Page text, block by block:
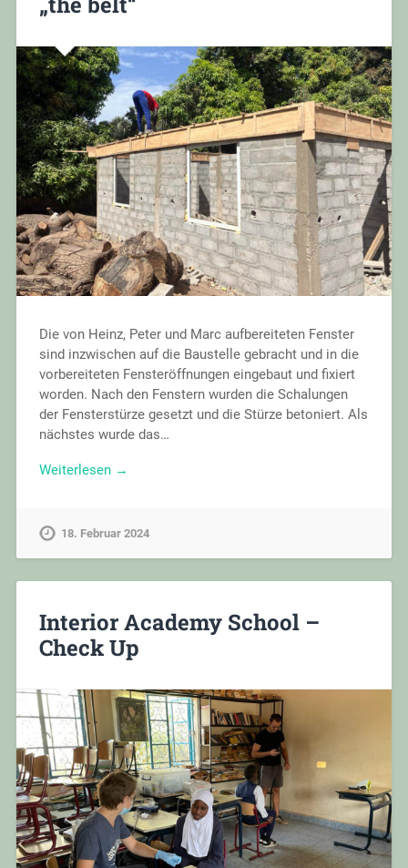
Die von Heinz, Peter und Marc aufbereiteten Fenster
sind inzwischen auf die Baustelle gebracht und in die
vorbereiteten Fensteröffnungen eingebaut und fixiert
worden. Nach den Fenstern wurden die Schalungen
der Fensterstürze gesetzt und die Stürze betoniert. Als
nächstes wurde das…
Weiterlesen →
18. Februar 2024
Interior Academy School –
Check Up